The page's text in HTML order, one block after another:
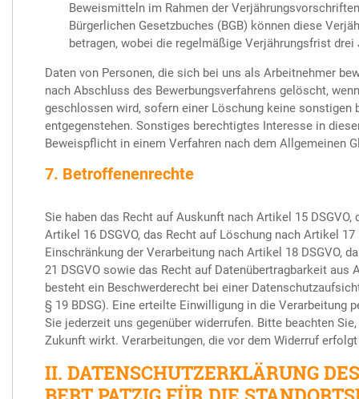
Beweismitteln im Rahmen der
Bürgerlichen Gesetzbuches (BGB) können diese
betragen, wobei die regelmäßige Verjährungsfrist drei
Daten von Personen, die sich bei uns als Arbeitnehmer
nach Abschluss des Bewerbungsverfahrens gelöscht,
geschlossen wird, sofern einer Löschung keine sonstigen
entgegenstehen. Sonstiges berechtigtes Interesse in
Beweispflicht in einem Verfahren nach dem Allgemeinen
7. Betroffenenrechte
Sie haben das Recht auf Auskunft nach Artikel 15
Artikel 16 DSGVO, das Recht auf Löschung nach Artikel 17
Einschränkung der Verarbeitung nach Artikel 18 DSGVO,
21 DSGVO sowie das Recht auf Datenübertragbarkeit aus
besteht ein Beschwerderecht bei einer
§ 19 BDSG). Eine erteilte Einwilligung in die Verarbeitung
Sie jederzeit uns gegenüber widerrufen. Bitte beachten
Zukunft wirkt. Verarbeitungen, die vor dem Widerruf
II. DATENSCHUTZERKLÄRUNG